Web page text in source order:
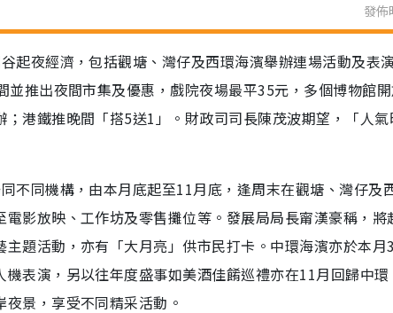
發佈
起夜經濟，包括觀塘、灣仔及西環海濱舉辦連場活動及表
推出夜間市集及優惠，戲院夜場最平35元，多個博物館
港鐵推晚間「搭5送1」。財政司司長陳茂波期望，「人
不同機構，由本月底起至11月底，逢周末在觀塘、灣仔及
影放映、工作坊及零售攤位等。發展局局長甯漢豪稱，將
題活動，亦有「大月亮」供市民打卡。中環海濱亦於本月
表演，另以往年度盛事如美酒佳餚巡禮亦在11月回歸中
景，享受不同精采活動。